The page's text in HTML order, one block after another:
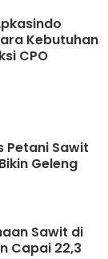
Kebutuhan
CPO
Petani Sawit
Geleng
Sawit di
Capai 22,3